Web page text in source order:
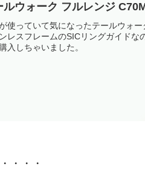
ルウォーク フルレンジ
使っていて気になったテールウォ
レスフレームのSICリングガイドな
入しちゃいました。
・・・